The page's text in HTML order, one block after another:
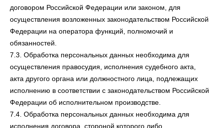
договором Российской Федерации или законом, для
осуществления возложенных законодательством Российской
Федерации на оператора функций, полномочий и
обязанностей.
7.3. Обработка персональных данных необходима для
осуществления правосудия, исполнения судебного акта,
акта другого органа или должностного лица, подлежащих
исполнению в соответствии с законодательством Российской
Федерации об исполнительном производстве.
7.4. Обработка персональных данных необходима для
исполнения договора, стороной которого либо